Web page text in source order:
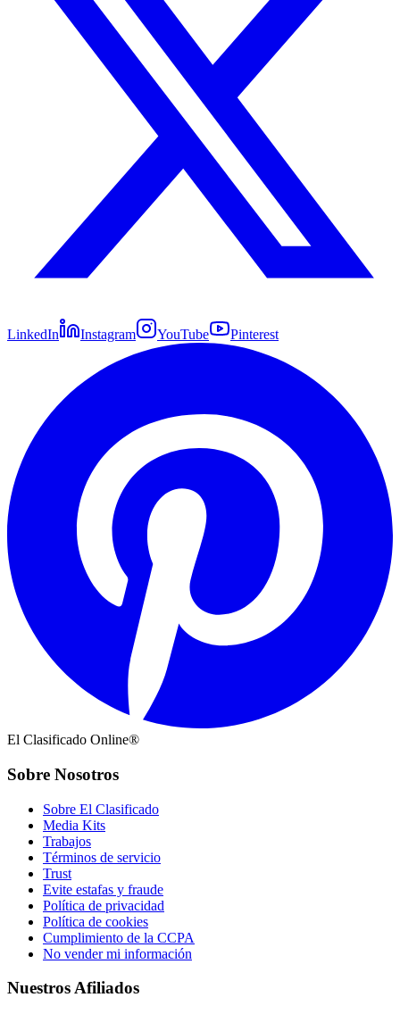
LinkedIn Instagram YouTube Pinterest
El Clasificado Online®
Sobre Nosotros
Sobre El Clasificado
Media Kits
Trabajos
Términos de servicio
Trust
Evite estafas y fraude
Política de privacidad
Política de cookies
Cumplimiento de la CCPA
No vender mi información
Nuestros Afiliados